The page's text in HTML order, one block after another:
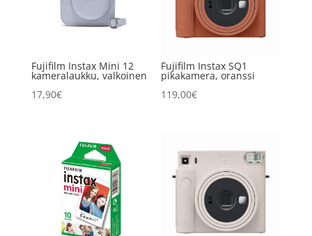
Fujifilm Instax Mini 12
kameralaukku, valkoinen
17,90€
Fujifilm Instax SQ1
pikakamera, oranssi
119,00€